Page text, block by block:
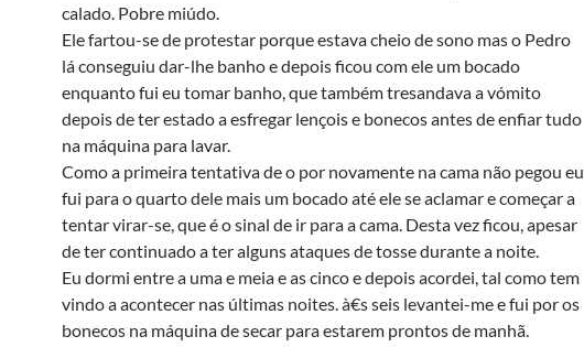
calado. Pobre miúdo.
Ele fartou-se de protestar porque estava cheio de sono mas o Pedro
lá conseguiu dar-lhe banho e depois ficou com ele um bocado
enquanto fui eu tomar banho, que também tresandava a vómito
depois de ter estado a esfregar lençois e bonecos antes de enfiar tudo
na máquina para lavar.
Como a primeira tentativa de o por novamente na cama não pegou eu
fui para o quarto dele mais um bocado até ele se aclamar e começar a
tentar virar-se, que é o sinal de ir para a cama. Desta vez ficou, apesar
de ter continuado a ter alguns ataques de tosse durante a noite.
Eu dormi entre a uma e meia e as cinco e depois acordei, tal como tem
vindo a acontecer nas últimas noites. à€s seis levantei-me e fui por os
bonecos na máquina de secar para estarem prontos de manhã.